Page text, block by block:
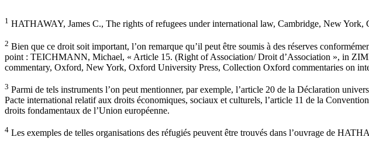
1 HATHAWAY, James C., The rights of refugees under international law, Cambridge, New York,
2 Bien que ce droit soit important, l’on remarque qu’il peut être soumis à des réserves
point : TEICHMANN, Michael, « Article 15. (Right of Association/ Droit d’Association », in
commentary, Oxford, New York, Oxford University Press, Collection Oxford commentaries on
3 Parmi de tels instruments l’on peut mentionner, par exemple, l’article 20 de la Déclaration
Pacte international relatif aux droits économiques, sociaux et culturels, l’article 11 de la
droits fondamentaux de l’Union européenne.
4 Les exemples de telles organisations des réfugiés peuvent être trouvés dans l’ouvrage de